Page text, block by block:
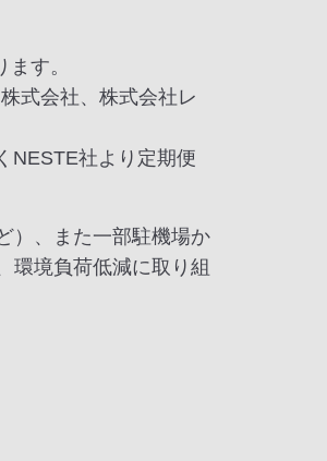
す。
式会社、株式会社レ
NESTE社より定期便
）、また一部駐機場か
環境負荷低減に取り組